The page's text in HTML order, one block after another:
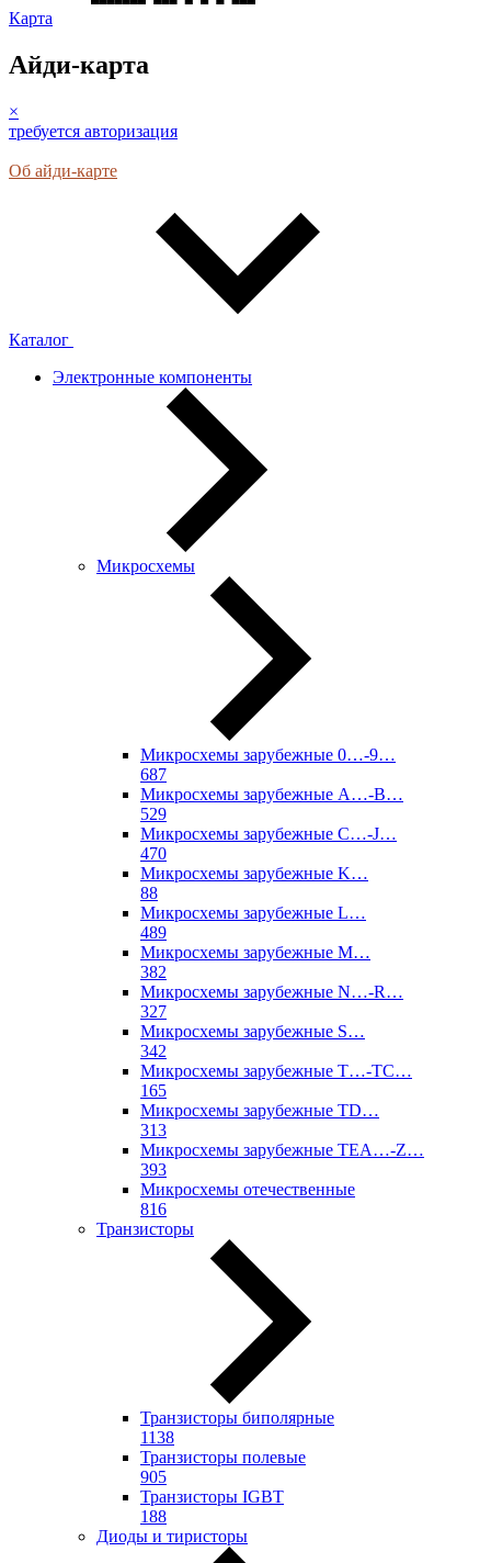
Карта
Айди-карта
×
требуется авторизация
Об айди-карте
Каталог
Электронные компоненты
Микросхемы
Микросхемы зарубежные 0…-9…
687
Микросхемы зарубежные A…-B…
529
Микросхемы зарубежные C…-J…
470
Микросхемы зарубежные K…
88
Микросхемы зарубежные L…
489
Микросхемы зарубежные M…
382
Микросхемы зарубежные N…-R…
327
Микросхемы зарубежные S…
342
Микросхемы зарубежные T…-TC…
165
Микросхемы зарубежные TD…
313
Микросхемы зарубежные TEA…-Z…
393
Микросхемы отечественные
816
Транзисторы
Транзисторы биполярные
1138
Транзисторы полевые
905
Транзисторы IGBT
188
Диоды и тиристоры